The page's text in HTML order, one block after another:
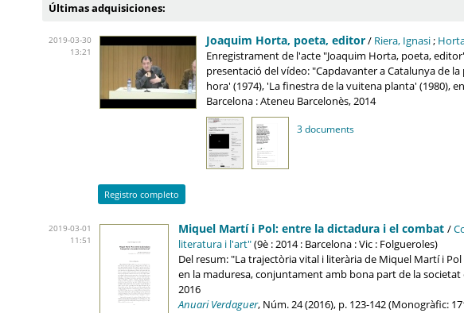
Últimas adquisiciones:
2019-03-30
13:21
Joaquim Horta, poeta, editor/ Riera, Ignasi;
Enregistrament de l'acte "Joaquim Horta, poeta,
presentació del vídeo: "Capdavanter a Catalunya de
hora' (1974), 'La finestra de la vuitena planta' (1980),
Barcelona : Ateneu Barcelonès, 2014
3 documents
Registro completo
2019-03-01
11:51
Miquel Martí i Pol: entre la dictadura i el combat /
literatura i l'art"(9è : 2014 : Barcelona : Vic : Folgueroles)
Del resum: "La trajectòria vital i literària de Miquel Martí i
en la maduresa, conjuntament amb bona part de la societat
2016
Anuari Verdaguer, Núm. 24 (2016), p. 123-142 (Monogràfic: